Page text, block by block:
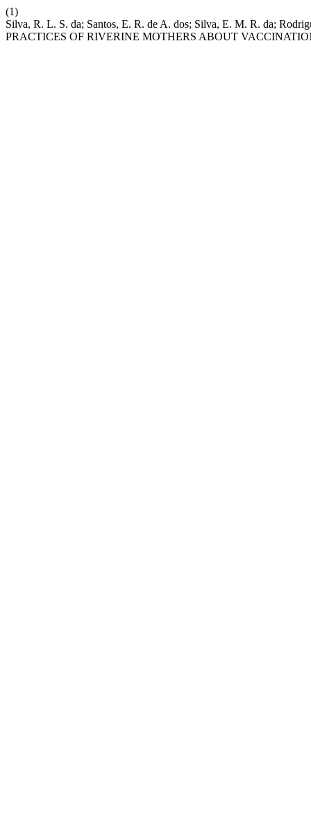
(1)
Silva, R. L. S. da; Santos, E. R. de A. dos; Silva, E. M. R. da;
PRACTICES OF RIVERINE MOTHERS ABOUT